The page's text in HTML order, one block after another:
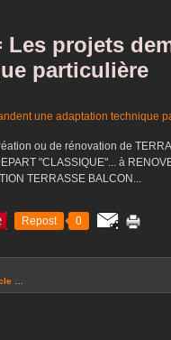
Les projets
particulière
ou de rénovation de
"CLASSIQUE"... à
TERRASSE BALCON...
Repost 0